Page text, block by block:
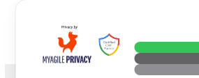
科技. 生活. 攝影.